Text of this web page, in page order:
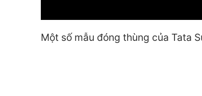
Một số mẫu đóng thùng của Tata